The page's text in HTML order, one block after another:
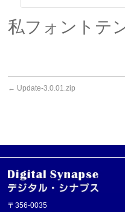
私フォントテ
← Update-3.0.01.zip
〒356-0035